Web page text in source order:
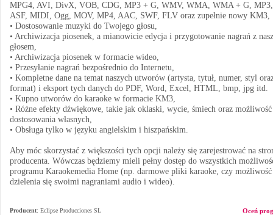
MPG4, AVI, DivX, VOB, CDG, MP3 + G, WMV, WMA, WMA + G, MP3,
ASF, MIDI, Ogg, MOV, MP4, AAC, SWF, FLV oraz zupełnie nowy KM3,
• Dostosowanie muzyki do Twojego głosu,
• Archiwizacja piosenek, a mianowicie edycja i przygotowanie nagrań z
głosem,
• Archiwizacja piosenek w formacie wideo,
• Przesyłanie nagrań bezpośrednio do Internetu,
• Kompletne dane na temat naszych utworów (artysta, tytuł, numer, styl
format) i eksport tych danych do PDF, Word, Excel, HTML, bmp, jpg itd.
• Kupno utworów do karaoke w formacie KM3,
• Różne efekty dźwiękowe, takie jak oklaski, wycie, śmiech oraz możliwość
dostosowania własnych,
• Obsługa tylko w języku angielskim i hiszpańskim.
Aby móc skorzystać z większości tych opcji należy się zarejestrować na
producenta. Wówczas będziemy mieli pełny dostęp do wszystkich
programu Karaokemedia Home (np. darmowe pliki karaoke, czy możliwość
dzielenia się swoimi nagraniami audio i wideo).
Producent: Eclipse Producciones SL
Oceń